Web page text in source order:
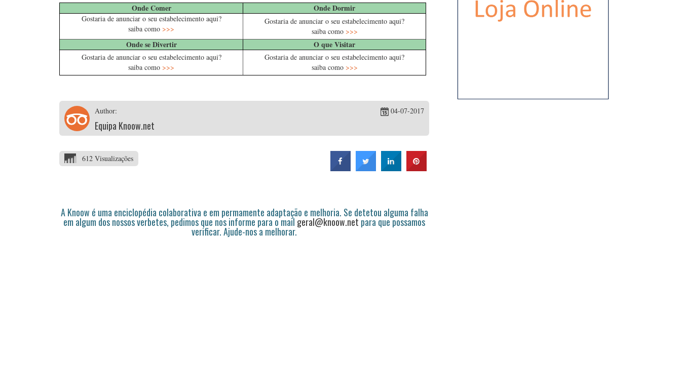
Onde Comer Onde Dormir
Gostaria de anunciar o seu estabelecimento aqui?
saiba como >>>
Gostaria de anunciar o seu estabelecimento aqui?
saiba como >>>
Onde se Divertir O que Visitar
Gostaria de anunciar o seu estabelecimento aqui?
saiba como >>>
Gostaria de anunciar o seu estabelecimento aqui?
saiba como >>>
Author:
Equipa Knoow.net
04-07-2017
612 Visualizações
A Knoow é uma enciclopédia colaborativa e em permamente adaptação e melhoria. Se detetou alguma falha
em algum dos nossos verbetes, pedimos que nos informe para o mail geral@knoow.net para que possamos
verificar. Ajude-nos a melhorar.